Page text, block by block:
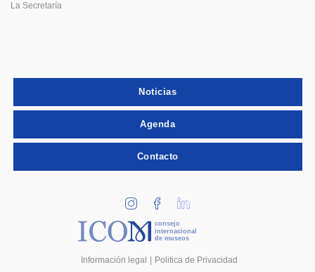
La Secretaría
Noticias
Agenda
Contacto
consejo
internacional
de museos
Información legal Politica de Privacidad